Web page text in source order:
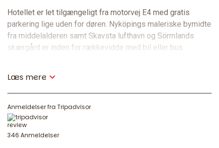
Hotellet er let tilgængeligt fra motorvej E4 med gratis
parkering lige uden for døren. Nyköpings maleriske bymidte
fra middelalderen samt Skavsta lufthavn og Sörmlands
skærgård er inden for rækkevidde med bil eller bus.
Til middag er du velkommen i vores restaurant, som
serverer veltilberedt husmandskost fra vores Good Food-
Læs mere
Anmeldelser fra Tripadvisor
346 Anmeldelser